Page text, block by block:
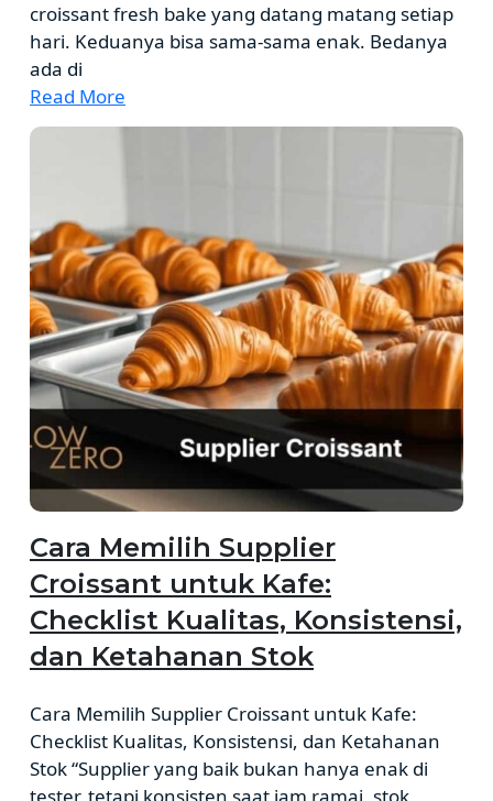
croissant fresh bake yang datang matang setiap
hari. Keduanya bisa sama-sama enak. Bedanya
ada di
Read More
Cara Memilih Supplier
Croissant untuk Kafe:
Checklist Kualitas, Konsistensi,
dan Ketahanan Stok
Cara Memilih Supplier Croissant untuk Kafe:
Checklist Kualitas, Konsistensi, dan Ketahanan
Stok “Supplier yang baik bukan hanya enak di